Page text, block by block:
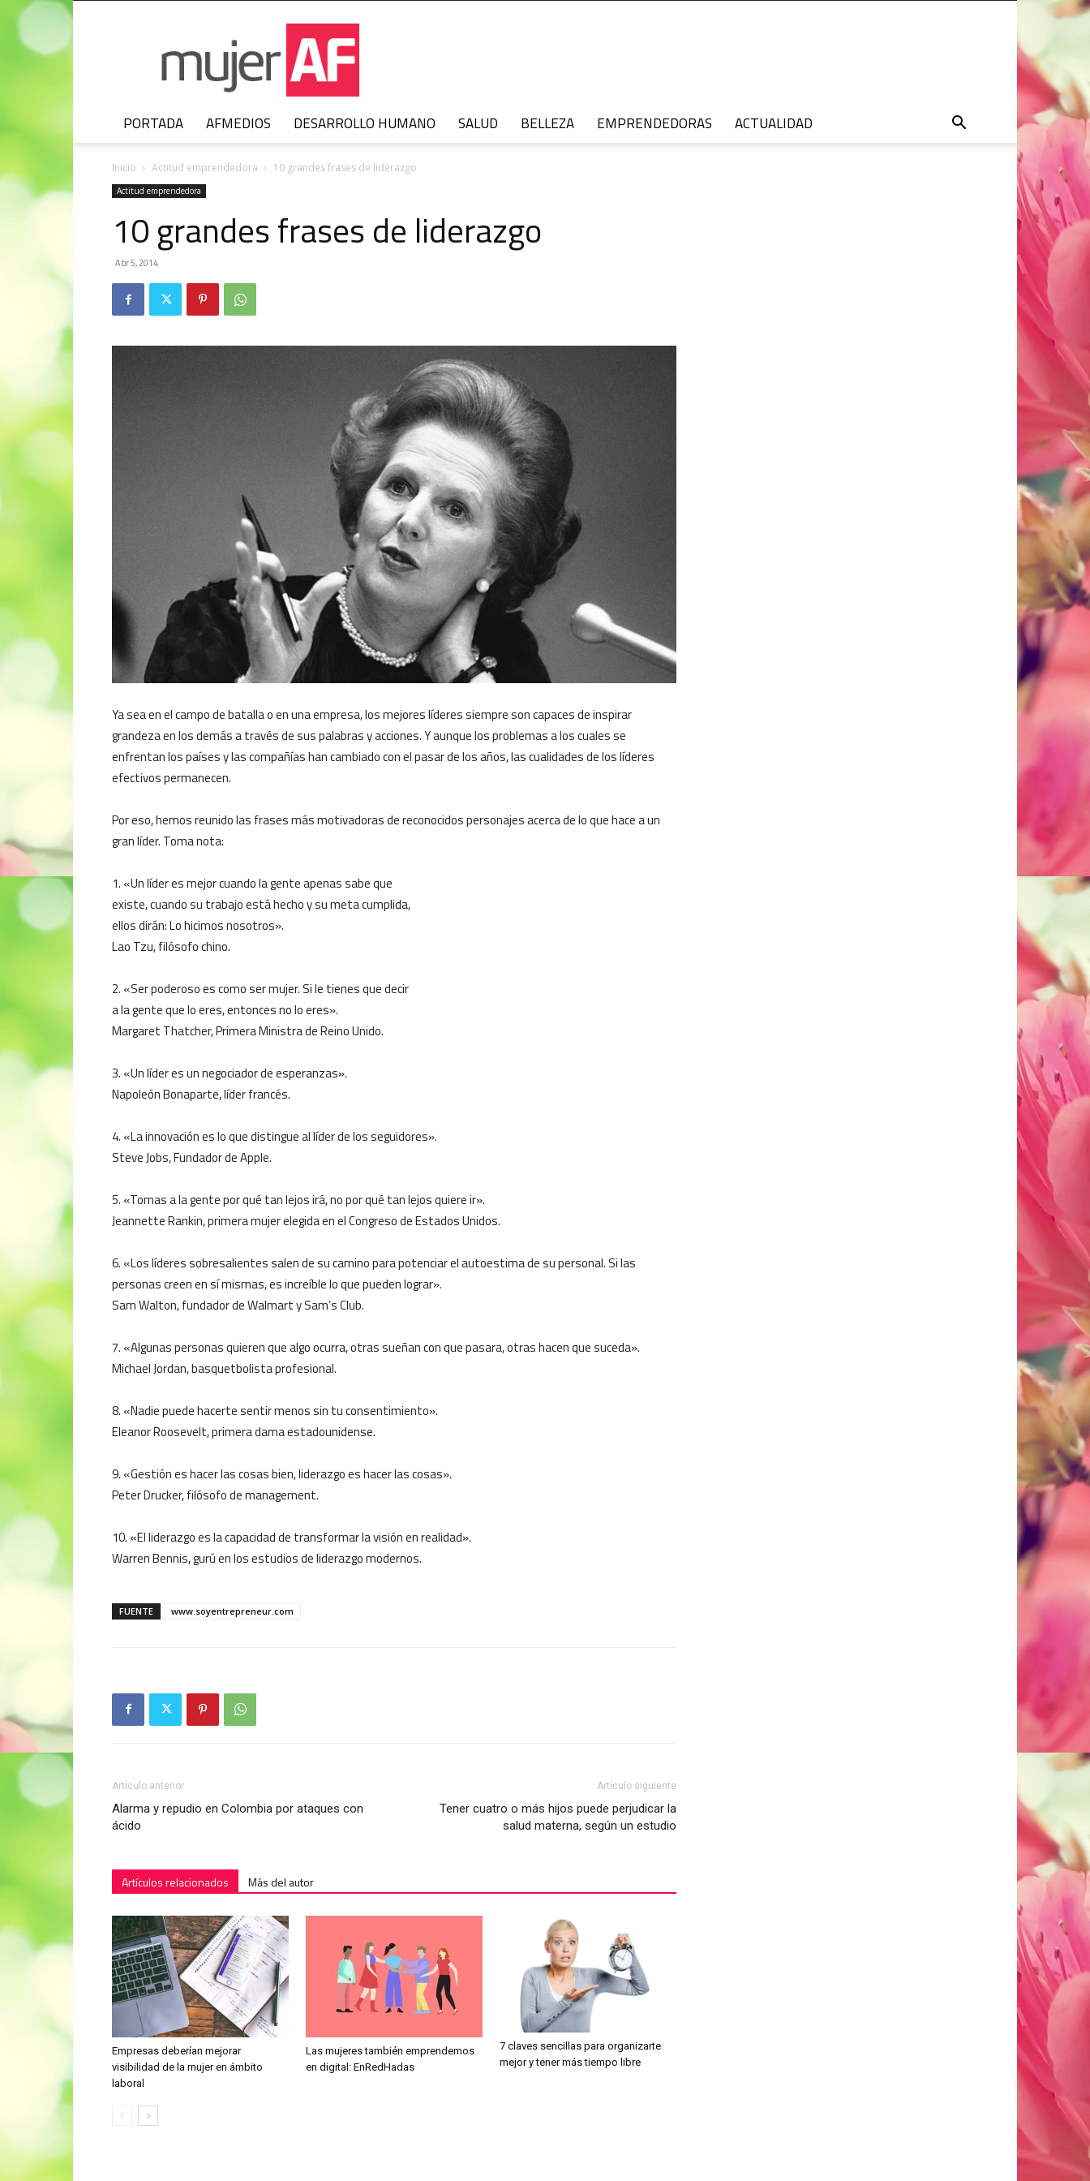
PORTADA AFMEDIOS DESARROLLO HUMANO SALUD BELLEZA EMPRENDEDORAS ACTUALIDAD
Inicio Actitud emprendedora 10 grandes frases de liderazgo
Actitud emprendedora
10 grandes frases de liderazgo
Abr 5, 2014
Ya sea en el campo de batalla o en una empresa, los mejores líderes siempre son capaces de inspirar
grandeza en los demás a través de sus palabras y acciones. Y aunque los problemas a los cuales se
enfrentan los países y las compañías han cambiado con el pasar de los años, las cualidades de los líderes
efectivos permanecen.
Por eso, hemos reunido las frases más motivadoras de reconocidos personajes acerca de lo que hace a un
gran líder. Toma nota:
1. «Un líder es mejor cuando la gente apenas sabe que
existe, cuando su trabajo está hecho y su meta cumplida,
ellos dirán: Lo hicimos nosotros».
Lao Tzu, filósofo chino.
2. «Ser poderoso es como ser mujer. Si le tienes que decir
a la gente que lo eres, entonces no lo eres».
Margaret Thatcher, Primera Ministra de Reino Unido.
3. «Un líder es un negociador de esperanzas».
Napoleón Bonaparte, líder francés.
4. «La innovación es lo que distingue al líder de los seguidores».
Steve Jobs, Fundador de Apple.
5. «Tomas a la gente por qué tan lejos irá, no por qué tan lejos quiere ir».
Jeannette Rankin, primera mujer elegida en el Congreso de Estados Unidos.
6. «Los líderes sobresalientes salen de su camino para potenciar el autoestima de su personal. Si las
personas creen en sí mismas, es increíble lo que pueden lograr».
Sam Walton, fundador de Walmart y Sam’s Club.
7. «Algunas personas quieren que algo ocurra, otras sueñan con que pasara, otras hacen que suceda».
Michael Jordan, basquetbolista profesional.
8. «Nadie puede hacerte sentir menos sin tu consentimiento».
Eleanor Roosevelt, primera dama estadounidense.
9. «Gestión es hacer las cosas bien, liderazgo es hacer las cosas».
Peter Drucker, filósofo de management.
10. «El liderazgo es la capacidad de transformar la visión en realidad».
Warren Bennis, gurú en los estudios de liderazgo modernos.
FUENTE www.soyentrepreneur.com
Artículo anterior
Alarma y repudio en Colombia por ataques con
ácido
Artículo siguiente
Tener cuatro o más hijos puede perjudicar la
salud materna, según un estudio
Artículos relacionados Más del autor
Empresas deberían mejorar
visibilidad de la mujer en ámbito
laboral
Las mujeres también emprendemos
en digital: EnRedHadas
7 claves sencillas para organizarte
mejor y tener más tiempo libre